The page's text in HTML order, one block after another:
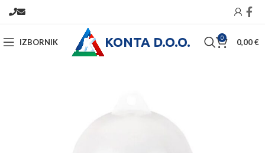
IZBORNIK KONTA D.O.O. 0 0,00€